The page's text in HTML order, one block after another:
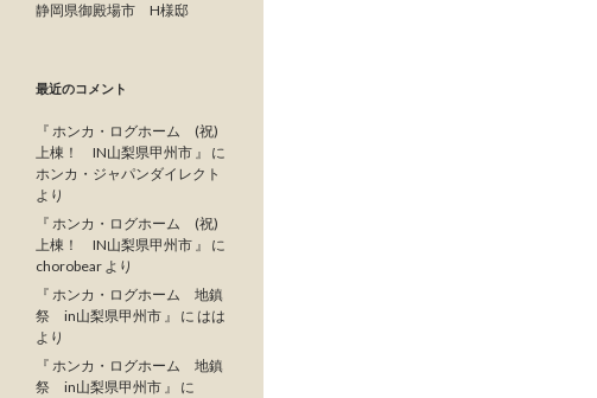
静岡県御殿場市 H様邸
最近のコメント
『 ホンカ・ログホーム (祝)
上棟！ IN山梨県甲州市 』
に
ホンカ・ジャパンダイレクト
より
『 ホンカ・ログホーム (祝)
上棟！ IN山梨県甲州市 』
に
chorobear より
『 ホンカ・ログホーム 地鎮
祭 in山梨県甲州市 』
に はは
より
『 ホンカ・ログホーム 地鎮
祭 in山梨県甲州市 』
に